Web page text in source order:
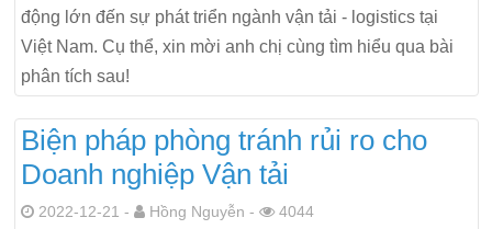
động lớn đến sự phát triển ngành vận tải - logistics tại
Việt Nam. Cụ thể, xin mời anh chị cùng tìm hiểu qua bài
phân tích sau!
Biện pháp phòng tránh rủi ro cho
Doanh nghiệp Vận tải
2022-12-21 - Hồng Nguyễn - 4044